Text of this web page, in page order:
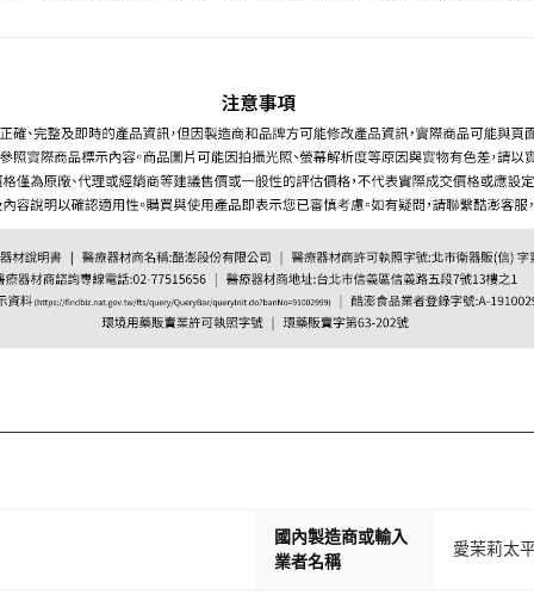
國內製造商或輸入
業者名稱
愛茉莉太